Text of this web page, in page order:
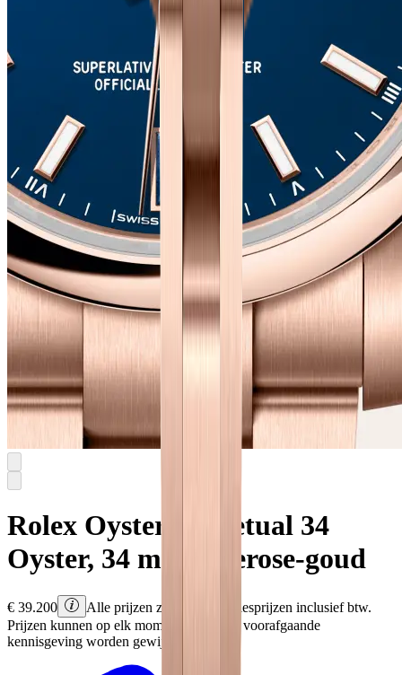
Rolex Oyster Perpetual 34
Oyster, 34 mm, Everose-goud
€ 39.200
Alle prijzen zijn Rolex adviesprijzen inclusief btw.
Prijzen kunnen op elk moment en zonder voorafgaande
kennisgeving worden gewijzigd.